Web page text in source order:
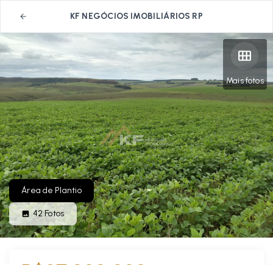
KF NEGÓCIOS IMOBILIÁRIOS RP
Mais fotos
Área de Plantio
42 Fotos